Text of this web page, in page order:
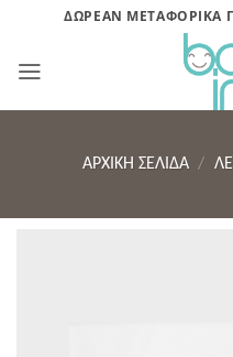
Μετάβαση
περιεχόμενο
ΔΩΡΕΑΝ ΜΕΤΑΦΟΡΙΚΑ
ΑΡΧΙΚΉ ΣΕΛΊΔΑ /